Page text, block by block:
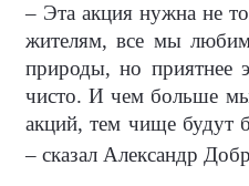
– Эта акция нужна не
жителям, все мы любим
природы, но приятнее
чисто. И чем больше
акций, тем чище будут
– сказал Александр